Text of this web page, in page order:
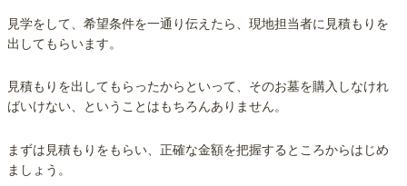
見学をして、希望条件を一通り伝えたら、現地担当者に見積もりを
出してもらいます。
見積もりを出してもらったからといって、そのお墓を購入しなけれ
ばいけない、ということはもちろんありません。
まずは見積もりをもらい、正確な金額を把握するところからはじめ
ましょう。